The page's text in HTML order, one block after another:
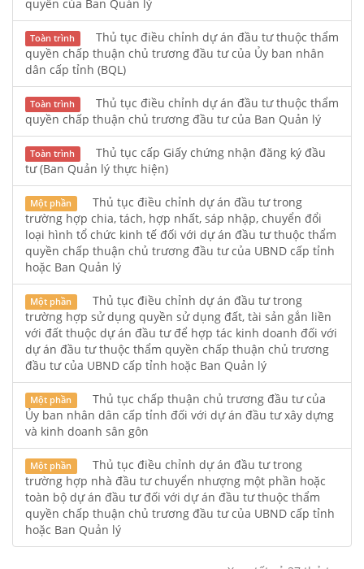
quyền của Ban Quản lý
Toàn trình
Thủ tục điều chỉnh dự án đầu tư thuộc thẩm
quyền chấp thuận chủ trương đầu tư của Ủy ban nhân
dân cấp tỉnh (BQL)
Toàn trình
Thủ tục điều chỉnh dự án đầu tư thuộc thẩm
quyền chấp thuận chủ trương đầu tư của Ban Quản lý
Toàn trình
Thủ tục cấp Giấy chứng nhận đăng ký đầu
tư (Ban Quản lý thực hiện)
Một phần
Thủ tục điều chỉnh dự án đầu tư trong
trường hợp chia, tách, hợp nhất, sáp nhập, chuyển đổi
loại hình tổ chức kinh tế đối với dự án đầu tư thuộc thẩm
quyền chấp thuận chủ trương đầu tư của UBND cấp tỉnh
hoặc Ban Quản lý
Một phần
Thủ tục điều chỉnh dự án đầu tư trong
trường hợp sử dụng quyền sử dụng đất, tài sản gắn liền
với đất thuộc dự án đầu tư để hợp tác kinh doanh đối với
dự án đầu tư thuộc thẩm quyền chấp thuận chủ trương
đầu tư của UBND cấp tỉnh hoặc Ban Quản lý
Một phần
Thủ tục chấp thuận chủ trương đầu tư của
Ủy ban nhân dân cấp tỉnh đối với dự án đầu tư xây dựng
và kinh doanh sân gôn
Một phần
Thủ tục điều chỉnh dự án đầu tư trong
trường hợp nhà đầu tư chuyển nhượng một phần hoặc
toàn bộ dự án đầu tư đối với dự án đầu tư thuộc thẩm
quyền chấp thuận chủ trương đầu tư của UBND cấp tỉnh
hoặc Ban Quản lý